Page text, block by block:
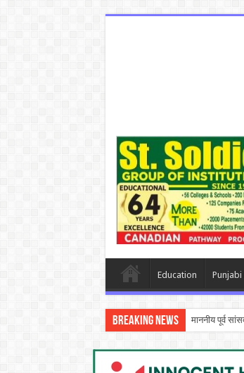
Education Punjabi
Breaking News माननीय पूर्व
इन्नोसेंट हार्ट्स